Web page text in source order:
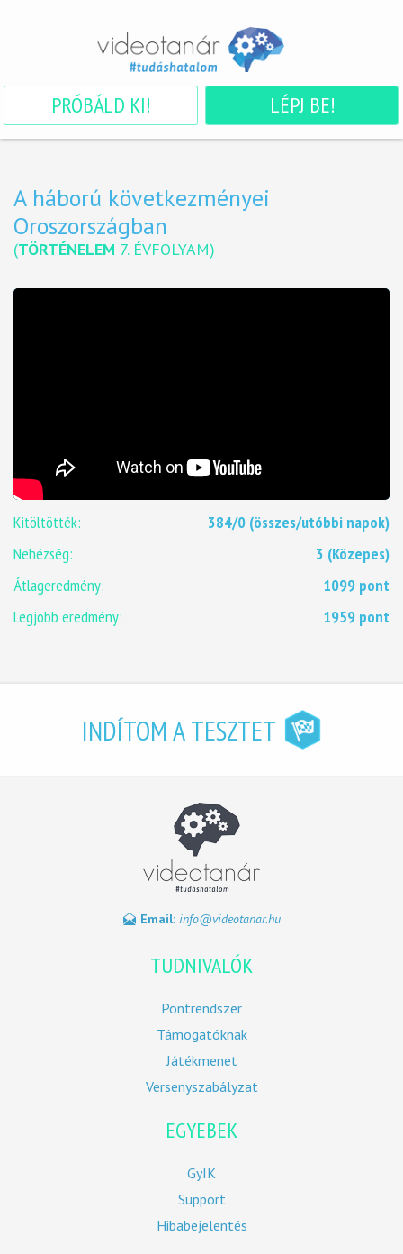
PRÓBÁLD KI! LÉPJ BE!
A háború következményei
Oroszországban
(TÖRTÉNELEM 7. ÉVFOLYAM)
Kitöltötték:
384/0 (összes/utóbbi napok)
Nehézség:
3 (Közepes)
Átlageredmény:
1099 pont
Legjobb eredmény:
1959 pont
INDÍTOM A TESZTET
Email: info@videotanar.hu
TUDNIVALÓK
Pontrendszer
Támogatóknak
Játékmenet
Versenyszabályzat
EGYEBEK
GyIK
Support
Hibabejelentés